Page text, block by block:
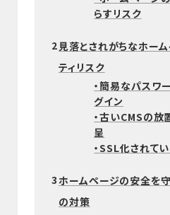
らすリスク
2見落とされがちなホー
ティリスク
・簡易なパスワ
グイン
・古いCMSの
呈
・SSL化されて
3ホームページの安全を
の対策